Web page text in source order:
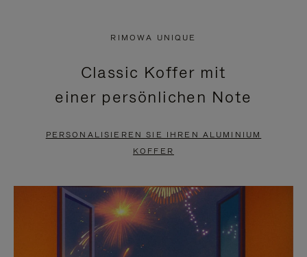
PAUSIERT,
BITTE
DRÜCKEN
ANZUHALTEN
KLICKEN
SIE
ZUM
AUFHEBEN
STUMMSCHALTUNG
RIMOWA UNIQUE
Classic Koffer mit
einer persönlichen Note
PERSONALISIEREN SIE IHREN ALUMINIUM
KOFFER